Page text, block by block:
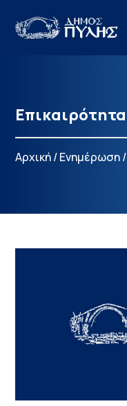
Επικαιρότητα
Αρχική/Ενημέρωση/